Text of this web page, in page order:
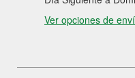
Ver opciones de